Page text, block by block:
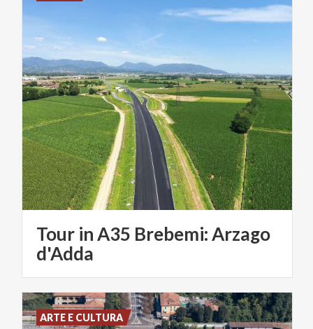
Tour in A35 Brebemi: Arzago
d'Adda
ARTE E CULTURA